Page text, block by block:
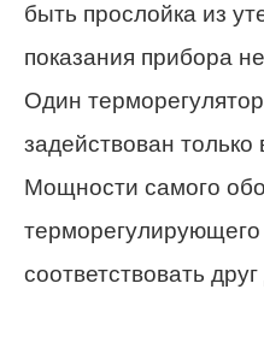
быть прослойка из
показания прибора
Один
задействован
Мощности самого
соответствовать друг